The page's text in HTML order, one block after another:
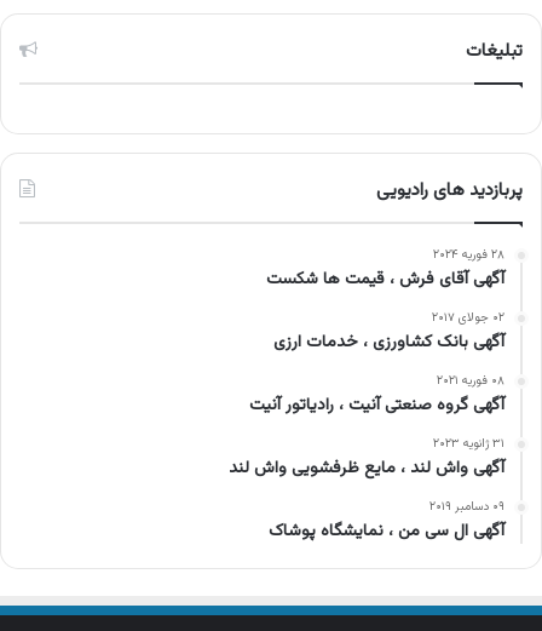
تبلیغات
پربازدید های رادیویی
۲۸ فوریه ۲۰۲۴
آگهی آقای فرش ، قیمت ها شکست
۰۲ جولای ۲۰۱۷
آگهی بانک کشاورزی ، خدمات ارزی
۰۸ فوریه ۲۰۲۱
آگهی گروه صنعتی آنیت ، رادیاتور آنیت
۳۱ ژانویه ۲۰۲۳
آگهی واش لند ، مایع ظرفشویی واش لند
۰۹ دسامبر ۲۰۱۹
آگهی ال سی من ، نمایشگاه پوشاک